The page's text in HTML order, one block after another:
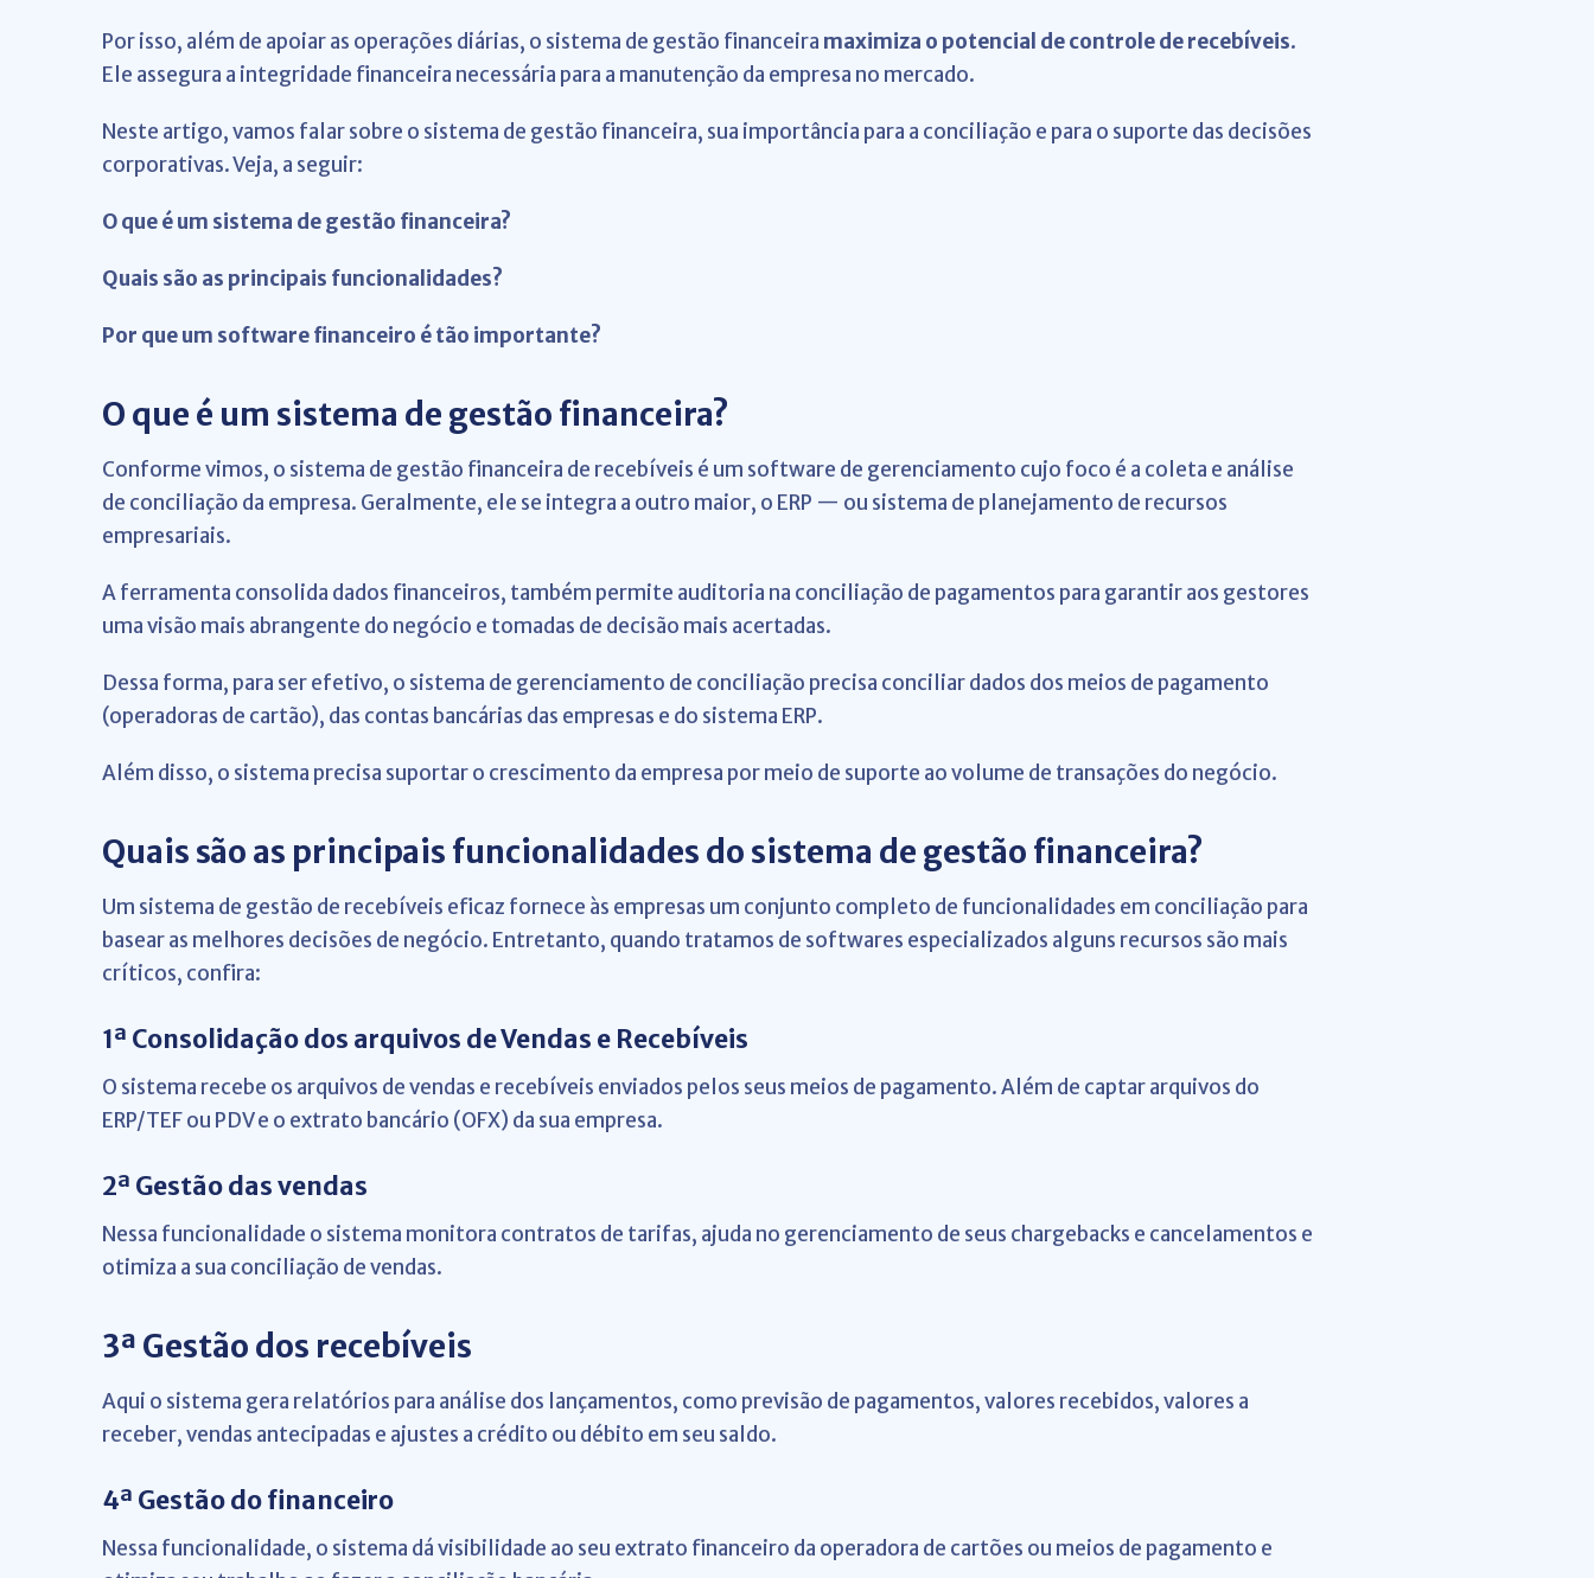
Por isso, além de apoiar as operações diárias, o sistema de gestão financeira maximiza o potencial de controle de recebíveis.
Ele assegura a integridade financeira necessária para a manutenção da empresa no mercado.
Neste artigo, vamos falar sobre o sistema de gestão financeira, sua importância para a conciliação e para o suporte das decisões
corporativas. Veja, a seguir:
O que é um sistema de gestão financeira?
Quais são as principais funcionalidades?
Por que um software financeiro é tão importante?
O que é um sistema de gestão financeira?
Conforme vimos, o sistema de gestão financeira de recebíveis é um software de gerenciamento cujo foco é a coleta e análise
de conciliação da empresa. Geralmente, ele se integra a outro maior, o ERP — ou sistema de planejamento de recursos
empresariais.
A ferramenta consolida dados financeiros, também permite auditoria na conciliação de pagamentos para garantir aos gestores
uma visão mais abrangente do negócio e tomadas de decisão mais acertadas.
Dessa forma, para ser efetivo, o sistema de gerenciamento de conciliação precisa conciliar dados dos meios de pagamento
(operadoras de cartão), das contas bancárias das empresas e do sistema ERP.
Além disso, o sistema precisa suportar o crescimento da empresa por meio de suporte ao volume de transações do negócio.
Quais são as principais funcionalidades do sistema de gestão financeira?
Um sistema de gestão de recebíveis eficaz fornece às empresas um conjunto completo de funcionalidades em conciliação para
basear as melhores decisões de negócio. Entretanto, quando tratamos de softwares especializados alguns recursos são mais
críticos, confira:
1ª Consolidação dos arquivos de Vendas e Recebíveis
O sistema recebe os arquivos de vendas e recebíveis enviados pelos seus meios de pagamento. Além de captar arquivos do
ERP/TEF ou PDV e o extrato bancário (OFX) da sua empresa.
2ª Gestão das vendas
Nessa funcionalidade o sistema monitora contratos de tarifas, ajuda no gerenciamento de seus chargebacks e cancelamentos e
otimiza a sua conciliação de vendas.
3ª Gestão dos recebíveis
Aqui o sistema gera relatórios para análise dos lançamentos, como previsão de pagamentos, valores recebidos, valores a
receber, vendas antecipadas e ajustes a crédito ou débito em seu saldo.
4ª Gestão do financeiro
Nessa funcionalidade, o sistema dá visibilidade ao seu extrato financeiro da operadora de cartões ou meios de pagamento e